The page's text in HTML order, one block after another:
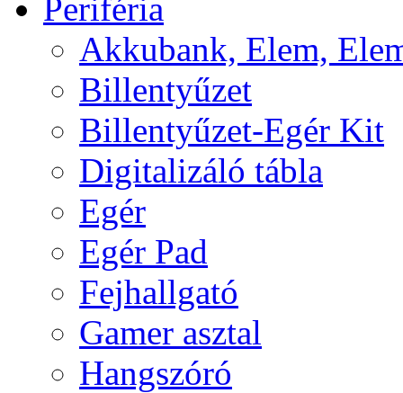
Periféria
Akkubank, Elem,
Billentyűzet
Billentyűzet-Egér Kit
Digitalizáló tábla
Egér
Egér Pad
Fejhallgató
Gamer asztal
Hangszóró